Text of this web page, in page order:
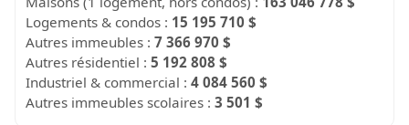
Logements & condos : 15 195 710 $
Autres immeubles :7 366 970 $
Autres résidentiel :5 192 808 $
Industriel & commercial :4 084 560 $
Autres immeubles scolaires :3 501 $